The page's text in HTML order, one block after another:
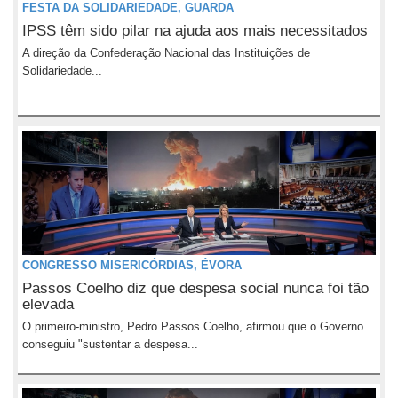
FESTA DA SOLIDARIEDADE, GUARDA
IPSS têm sido pilar na ajuda aos mais necessitados
A direção da Confederação Nacional das Instituições de
Solidariedade...
CONGRESSO MISERICÓRDIAS, ÉVORA
Passos Coelho diz que despesa social nunca foi tão
elevada
O primeiro-ministro, Pedro Passos Coelho, afirmou que o Governo
conseguiu "sustentar a despesa...